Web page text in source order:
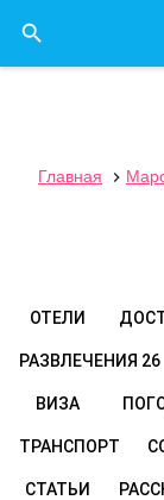

Главная 
ОТЕЛИ
РАЗВЛЕЧЕНИЯ 26
ВИЗА
ТРАНСПОРТ
СТАТЬИ